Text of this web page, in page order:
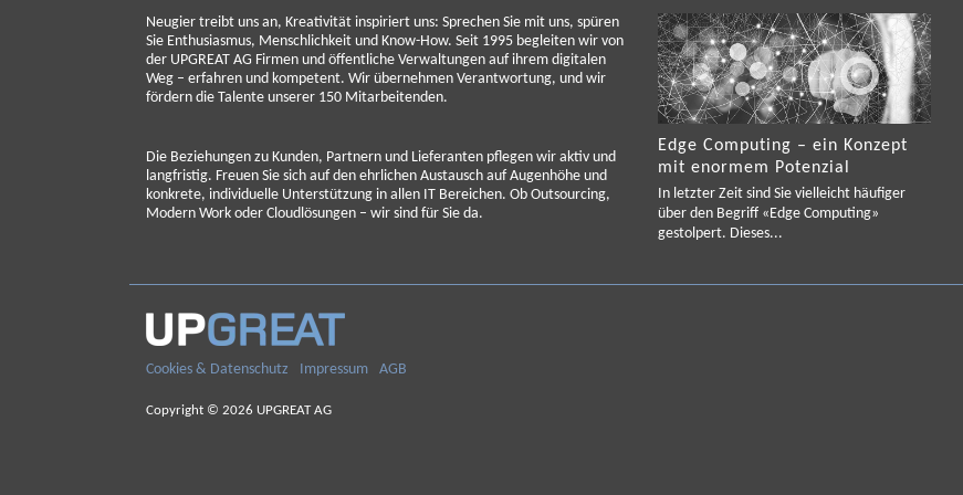
Neugier treibt uns an, Kreativität inspiriert uns: Sprechen Sie mit uns, spüren
Sie Enthusiasmus, Menschlichkeit und Know-How. Seit 1995 begleiten wir von
der UPGREAT AG Firmen und öffentliche Verwaltungen auf ihrem digitalen
Weg – erfahren und kompetent. Wir übernehmen Verantwortung, und wir
fördern die Talente unserer 150 Mitarbeitenden.
Die Beziehungen zu Kunden, Partnern und Lieferanten pflegen wir aktiv und
langfristig. Freuen Sie sich auf den ehrlichen Austausch auf Augenhöhe und
konkrete, individuelle Unterstützung in allen IT Bereichen. Ob Outsourcing,
Modern Work oder Cloudlösungen – wir sind für Sie da.
Edge Computing – ein Konzept
mit enormem Potenzial
In letzter Zeit sind Sie vielleicht häufiger
über den Begriff «Edge Computing»
gestolpert. Dieses...
Cookies & Datenschutz Impressum AGB
Copyright © 2026 UPGREAT AG